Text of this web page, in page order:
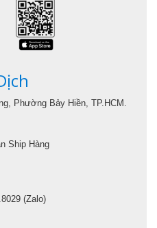
Phường Bảy Hiền, TP.HCM.
Ship Hàng
(Zalo)